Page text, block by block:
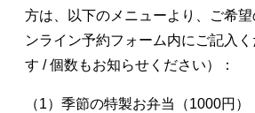
方は、以下のメニューより、ご希
ンライン予約フォーム内にご記入
す / 個数もお知らせください）：
（1）季節の特製お弁当（1000円）